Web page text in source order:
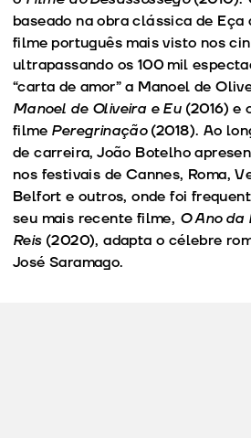
baseado na obra clássica de Eça
filme português mais visto nos
ultrapassando os 100 mil
“carta de amor” a Manoel de
Manoel de Oliveira e Eu(2016) e
filme Peregrinação(2018). Ao
de carreira, João Botelho
nos festivais de Cannes, Roma,
Belfort e outros, onde foi
seu mais recente filme, O Ano
Reis (2020), adapta o célebre
José Saramago.